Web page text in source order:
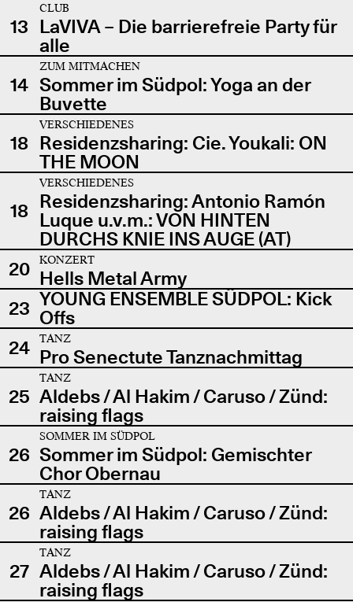
13
CLUB
LaVIVA – Die barrierefreie Party für
alle
14
ZUM MITMACHEN
Sommer im Südpol: Yoga an der
Buvette
18
VERSCHIEDENES
Residenzsharing: Cie. Youkali: ON
THE MOON
18
VERSCHIEDENES
Residenzsharing: Antonio Ramón
Luque u.v.m.: VON HINTEN
DURCHS KNIE INS AUGE (AT)
20
KONZERT
Hells Metal Army
23 YOUNG ENSEMBLE SÜDPOL: Kick
Offs
24
TANZ
Pro Senectute Tanznachmittag
25
TANZ
Aldebs / Al Hakim / Caruso / Zünd:
raising flags
26
SOMMER IM SÜDPOL
Sommer im Südpol: Gemischter
Chor Obernau
26
TANZ
Aldebs / Al Hakim / Caruso / Zünd:
raising flags
27
TANZ
Aldebs / Al Hakim / Caruso / Zünd:
raising flags